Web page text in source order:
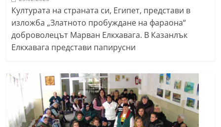
Културата на страната си, Египет, представи в
изложба „Златното пробуждане на фараона“
доброволецът Марван Елкхавага. В Казанлък
Елкхавага представи папирусни